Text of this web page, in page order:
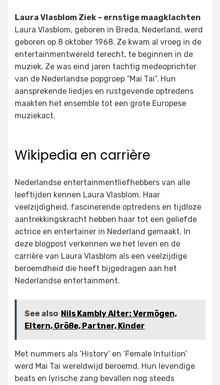
Laura Vlasblom Ziek – ernstige maagklachten
Laura Vlasblom, geboren in Breda, Nederland, werd
geboren op 8 oktober 1968. Ze kwam al vroeg in de
entertainmentwereld terecht, te beginnen in de
muziek. Ze was eind jaren tachtig medeoprichter
van de Nederlandse popgroep “Mai Tai”. Hun
aansprekende liedjes en rustgevende optredens
maakten het ensemble tot een grote Europese
muziekact.
Wikipedia en carrière
Nederlandse entertainmentliefhebbers van alle
leeftijden kennen Laura Vlasblom. Haar
veelzijdigheid, fascinerende optredens en tijdloze
aantrekkingskracht hebben haar tot een geliefde
actrice en entertainer in Nederland gemaakt. In
deze blogpost verkennen we het leven en de
carrière van Laura Vlasblom als een veelzijdige
beroemdheid die heeft bijgedragen aan het
Nederlandse entertainment.
See also Nils Kambly Alter: Vermögen,
Eltern, Größe, Partner, Kinder
Met nummers als ‘History’ en ‘Female Intuition’
werd Mai Tai wereldwijd beroemd. Hun levendige
beats en lyrische zang bevallen nog steeds